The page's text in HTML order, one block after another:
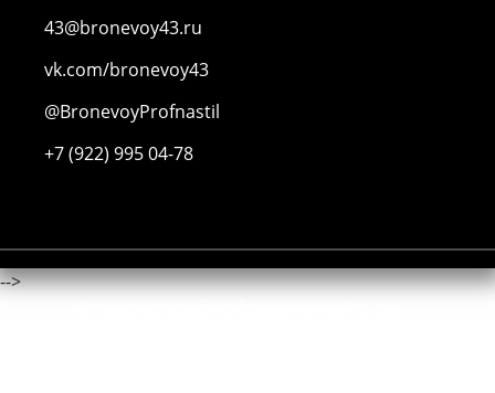
43@bronevoy43.ru
vk.com/bronevoy43
@BronevoyProfnastil
+7 (922) 995 04-78
-->